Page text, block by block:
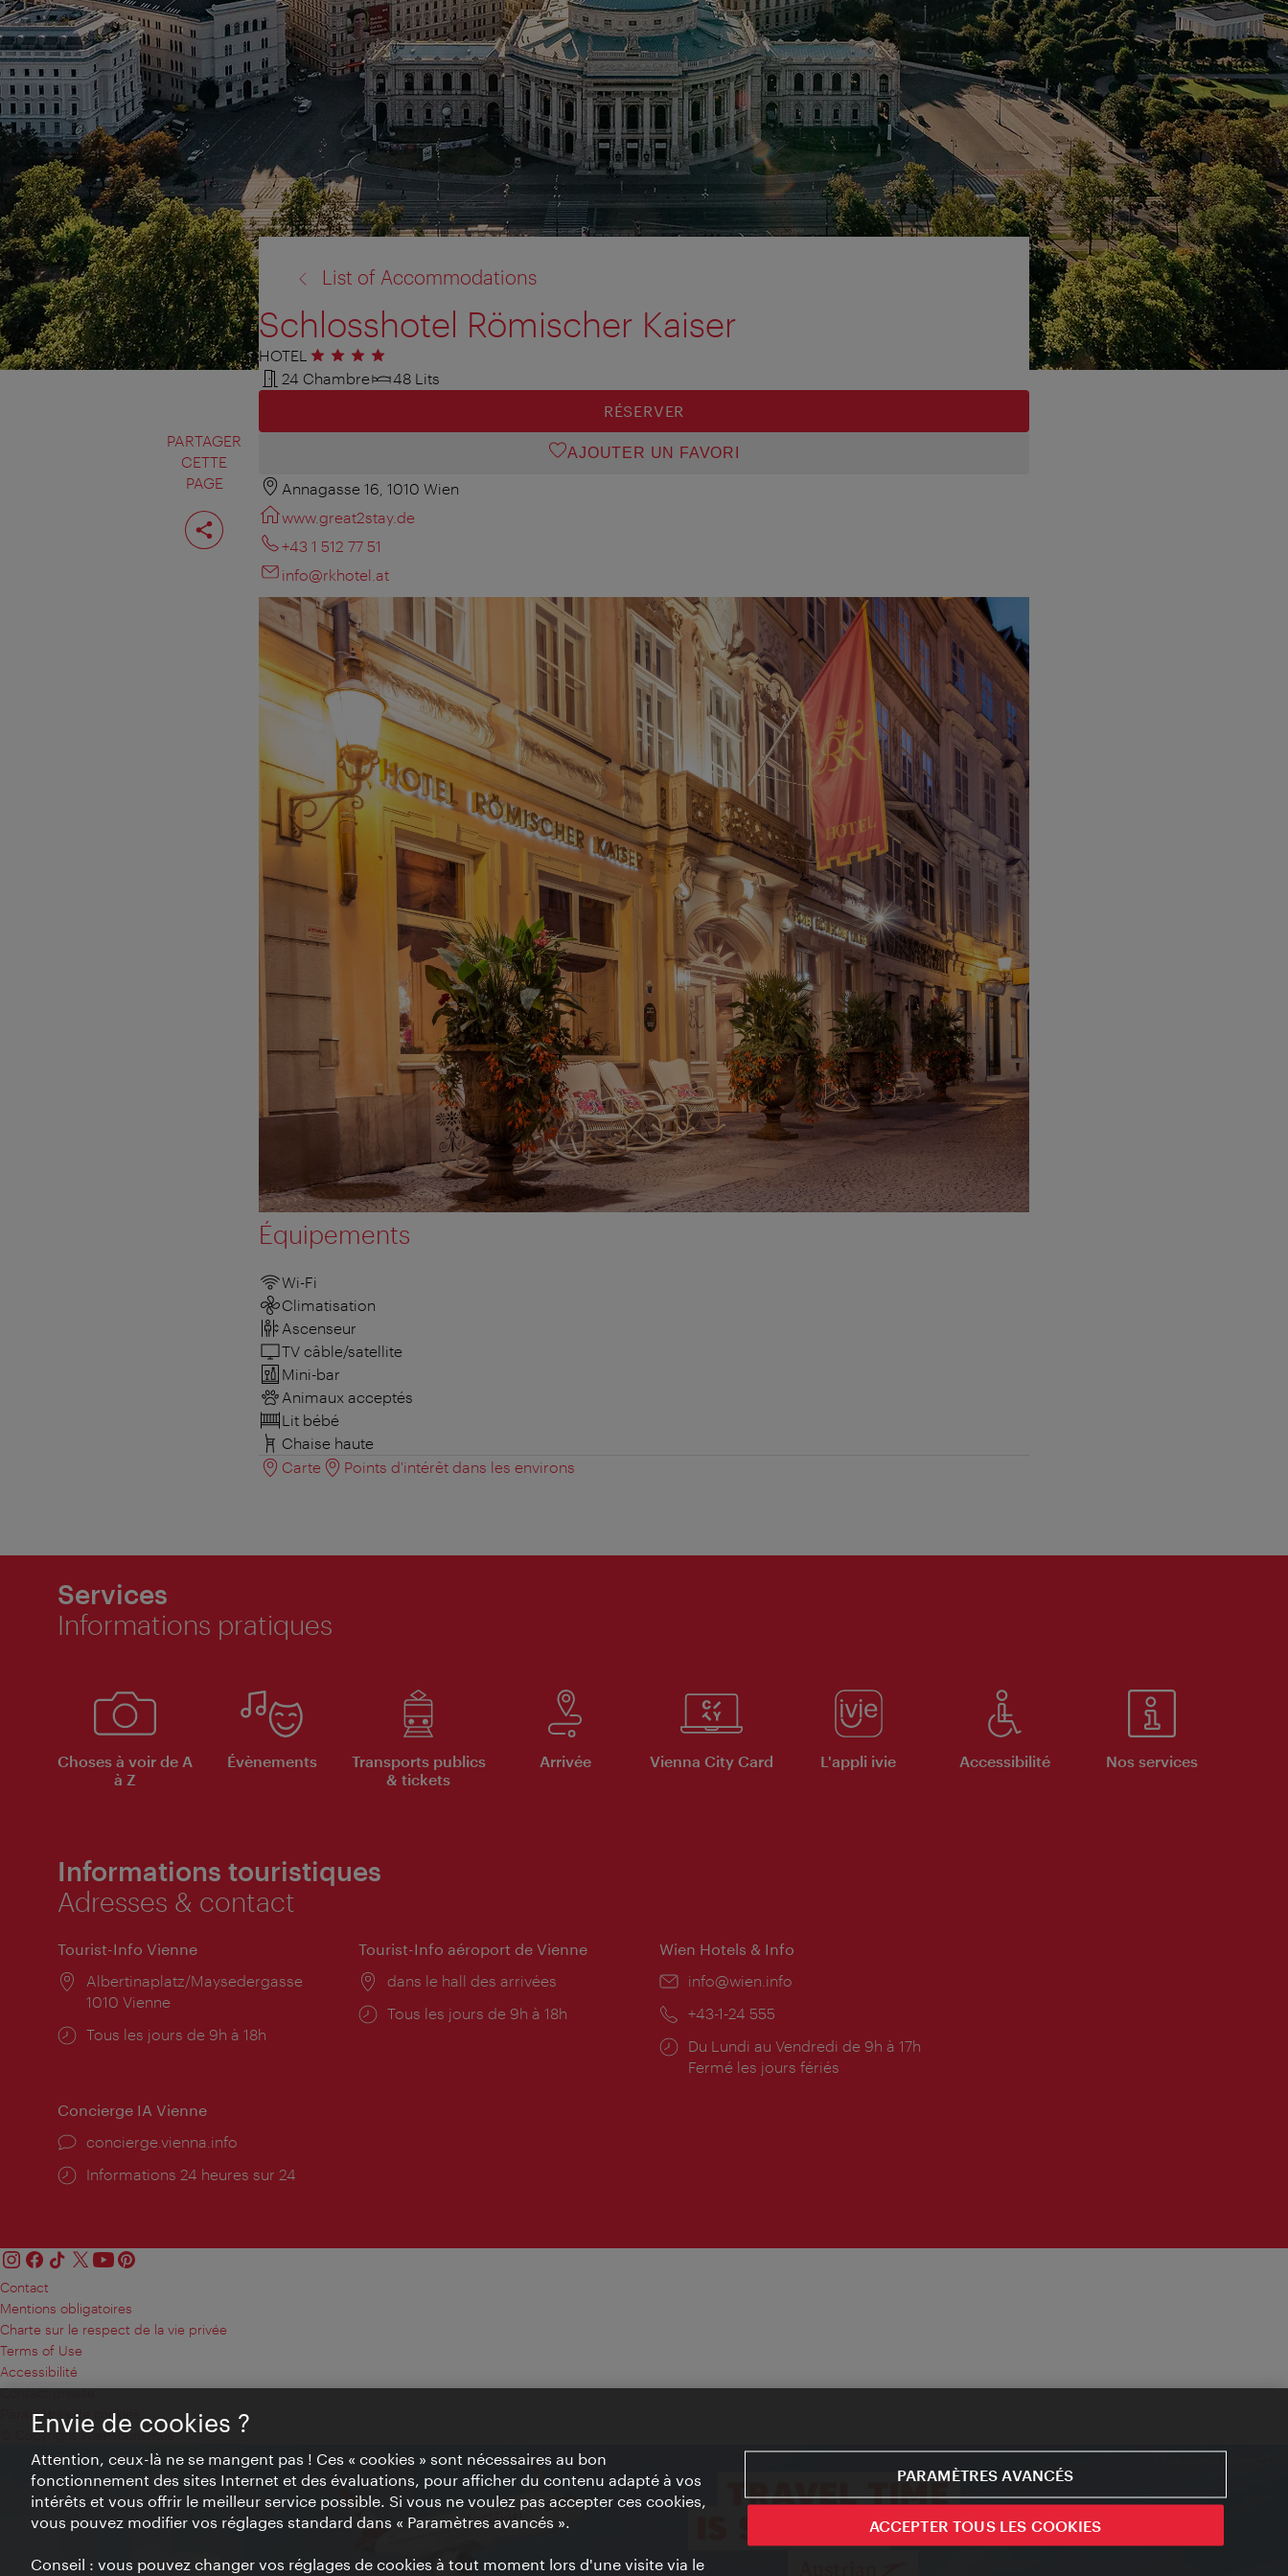
PARTAGER
CETTE
PAGE
Partager
cette
page
List of Accommodations
Schlosshotel Römischer Kaiser
HOTEL 4 étoiles
24 Chambre
48 Lits
RÉSERVER
AJOUTER UN FAVORI
Annagasse 16, 1010 Wien
www.great2stay.de
+43 1 512 77 51
info@rkhotel.at
Équipements
Wi-Fi
Climatisation
Ascenseur
TV câble/satellite
Mini-bar
Animaux acceptés
Lit bébé
Chaise haute
Carte
Points d'intérêt dans les environs
Services
Informations pratiques
Choses à voir de A
à Z
Évènements
Transports publics
& tickets
Arrivée Vienna City Card L'appli ivie Accessibilité Nos services
Informations touristiques
Adresses & contact
Tourist-Info Vienne
Lieu:
Albertinaplatz/Maysedergasse
1010 Vienne
Horaires
Tous les jours de 9h à 18h
Tourist-Info aéroport de Vienne
Lieu:
dans le hall des arrivées
Horaires
Tous les jours de 9h à 18h
Wien Hotels & Info
E-
info@wien.info
Téléphone:
+43-1-24 555
Horaires
d'ouverture:
Du Lundi au Vendredi de 9h à 17h
Fermé les jours fériés
Concierge IA Vienne
Ort:
concierge.vienna.info
Öffnungszeiten:
Informations 24 heures sur 24
Contact
Mentions obligatoires
Charte sur le respect de la vie privée
Terms of Use
Accessibilité
Contact presse
Paramètres de cookies
© Copyright WienTourismus
Envie de cookies ?
Attention, ceux-là ne se mangent pas ! Ces « cookies » sont nécessaires au bon
fonctionnement des sites Internet et des évaluations, pour afficher du contenu adapté à vos
intérêts et vous offrir le meilleur service possible. Si vous ne voulez pas accepter ces cookies,
vous pouvez modifier vos réglages standard dans « Paramètres avancés ».
Conseil : vous pouvez changer vos réglages de cookies à tout moment lors d'une visite via le
PARAMÈTRES AVANCÉS
ACCEPTER TOUS LES COOKIES